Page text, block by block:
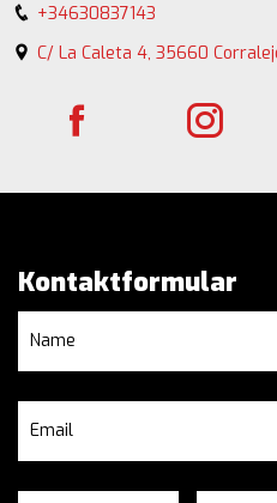
+34630837143
C/ La Caleta 4, 35660
Kontaktformular